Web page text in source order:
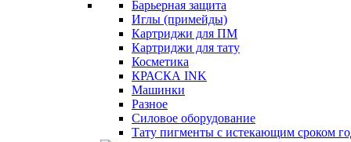
Барьерная защита
Иглы (примейды)
Картриджи для ПМ
Картриджи для тату
Косметика
КРАСКА INK
Машинки
Разное
Силовое оборудование
Тату пигменты с истекающим сроком